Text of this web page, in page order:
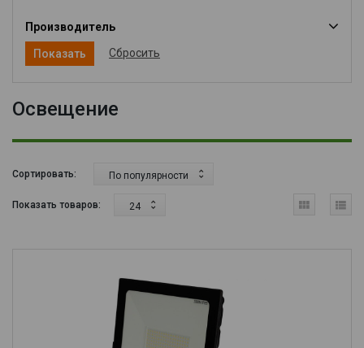
Производитель
Сбросить
Освещение
Сортировать: По популярности
Показать товаров: 24